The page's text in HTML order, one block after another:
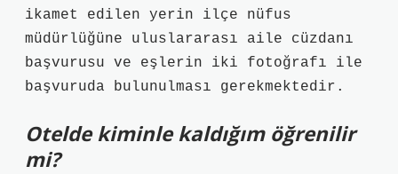
ikamet edilen yerin ilçe nüfus
müdürlüğüne uluslararası aile cüzdanı
başvurusu ve eşlerin iki fotoğrafı ile
başvuruda bulunulması gerekmektedir.
Otelde kiminle kaldığım öğrenilir
mi?